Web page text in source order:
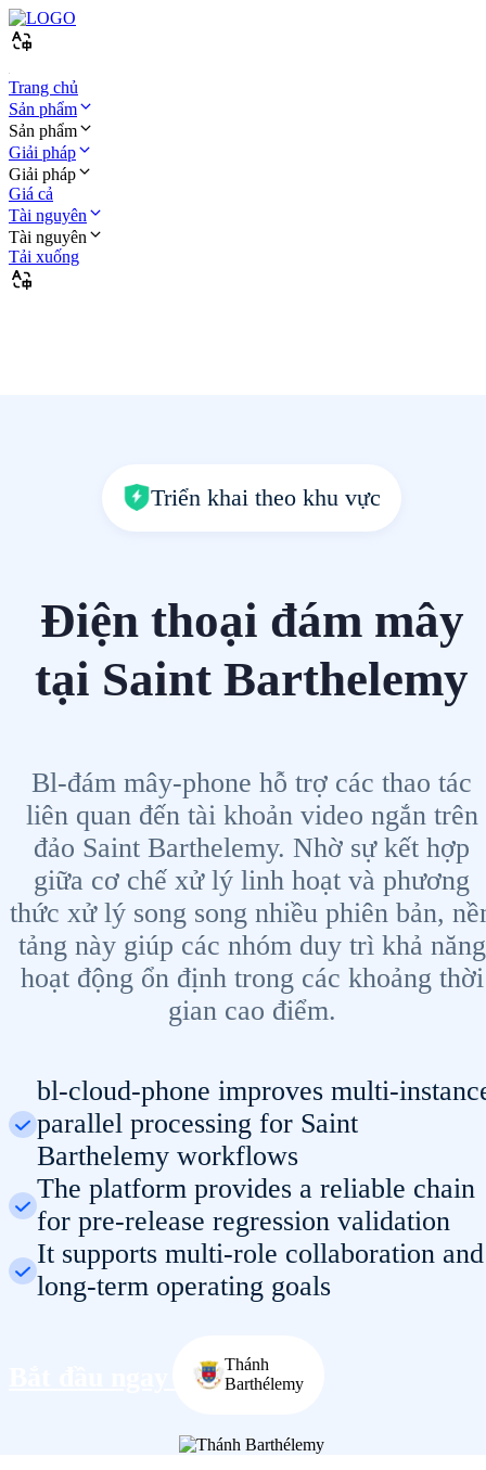
Trang chủ
Sản phẩm
Sản phẩm
Giải pháp
Giải pháp
Giá cả
Tài nguyên
Tài nguyên
Tải xuống
Triển khai theo khu vực
Điện thoại đám mây
tại Saint Barthelemy
Bl-đám mây-phone hỗ trợ các thao tác
liên quan đến tài khoản video ngắn trên
đảo Saint Barthelemy. Nhờ sự kết hợp
giữa cơ chế xử lý linh hoạt và phương
thức xử lý song song nhiều phiên bản,
tảng này giúp các nhóm duy trì khả năng
hoạt động ổn định trong các khoảng thời
gian cao điểm.
bl-cloud-phone improves multi-
parallel processing for Saint
Barthelemy workflows
The platform provides a reliable chain
for pre-release regression validation
It supports multi-role collaboration and
long-term operating goals
Thánh
Barthélemy